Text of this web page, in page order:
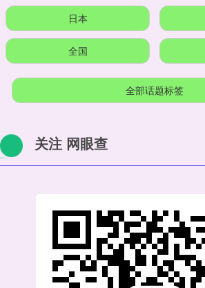
日本
全国
全部话题标签
关注 网眼查